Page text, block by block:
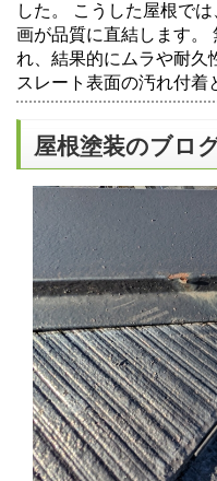
した。 こうした屋根で
画が品質に直結します。
れ、結果的にムラや耐久
スレート表面の汚れ付
屋根塗装のブロ